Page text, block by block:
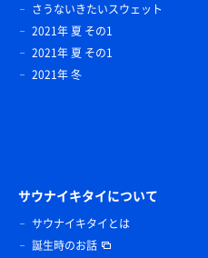
さうないきたいスウェット
2021年 夏 その1
2021年 夏 その1
2021年 冬
サウナイキタイについて
サウナイキタイとは
誕生時のお話